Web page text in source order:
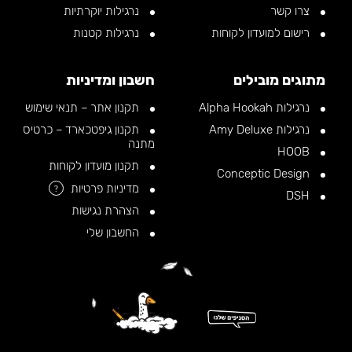
צרו קשר
רישום למועדון לקוחות
נרגילות יוקרתיות
נרגילות קטנות
מתוגים מובילים
נרגילות Alpha Hookah
נרגילות Amy Deluxe
חשבון ומדיניות
תקנון אתר – תנאי שימוש
תקנון גיפטכארד – כרטיס
מתנה
תקנון מועדון לקוחות
מדיניות פרטיות
?
הצהרת נגישות
החשבון שלי